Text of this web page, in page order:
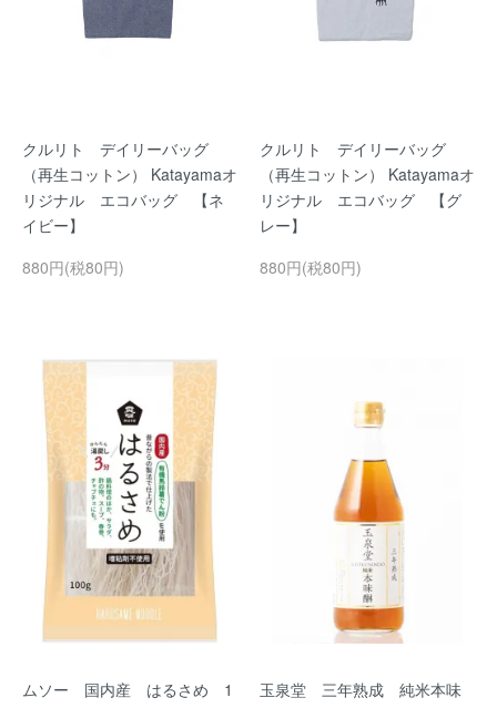
クルリト デイリーバッグ
（再生コットン） Katayamaオ
リジナル エコバッグ 【ネ
イビー】
880円(税80円)
クルリト デイリーバッグ
（再生コットン） Katayamaオ
リジナル エコバッグ 【グ
レー】
880円(税80円)
ムソー 国内産 はるさめ 1
玉泉堂 三年熟成 純米本味